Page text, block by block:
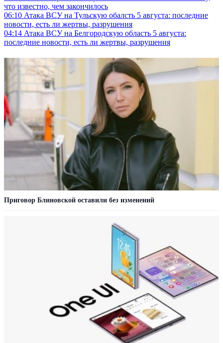
что известно, чем закончилось
06:10 Атака ВСУ на Тульскую обалсть 5 августа: последние
новости, есть ли жертвы, разрушения
04:14 Атака ВСУ на Белгородскую область 5 августа:
последние новости, есть ли жертвы, разрушения
Приговор Блиновской оставили без изменений